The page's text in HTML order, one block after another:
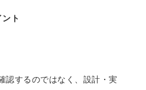
ト
認するのではなく、設計・実